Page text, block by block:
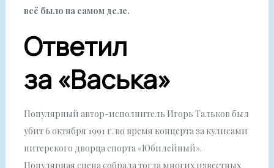
всё было на самом деле.
Ответил
за «Васька»
Популярный автор-исполнитель Игорь Тальков был
убит 6 октября 1991 г. во время концерта за кулисами
питерского дворца спорта «Юбилейный».
Популярная сцена собрала тогда многих известных